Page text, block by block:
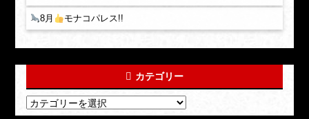
8月 モナコパレス!!
カテゴリー